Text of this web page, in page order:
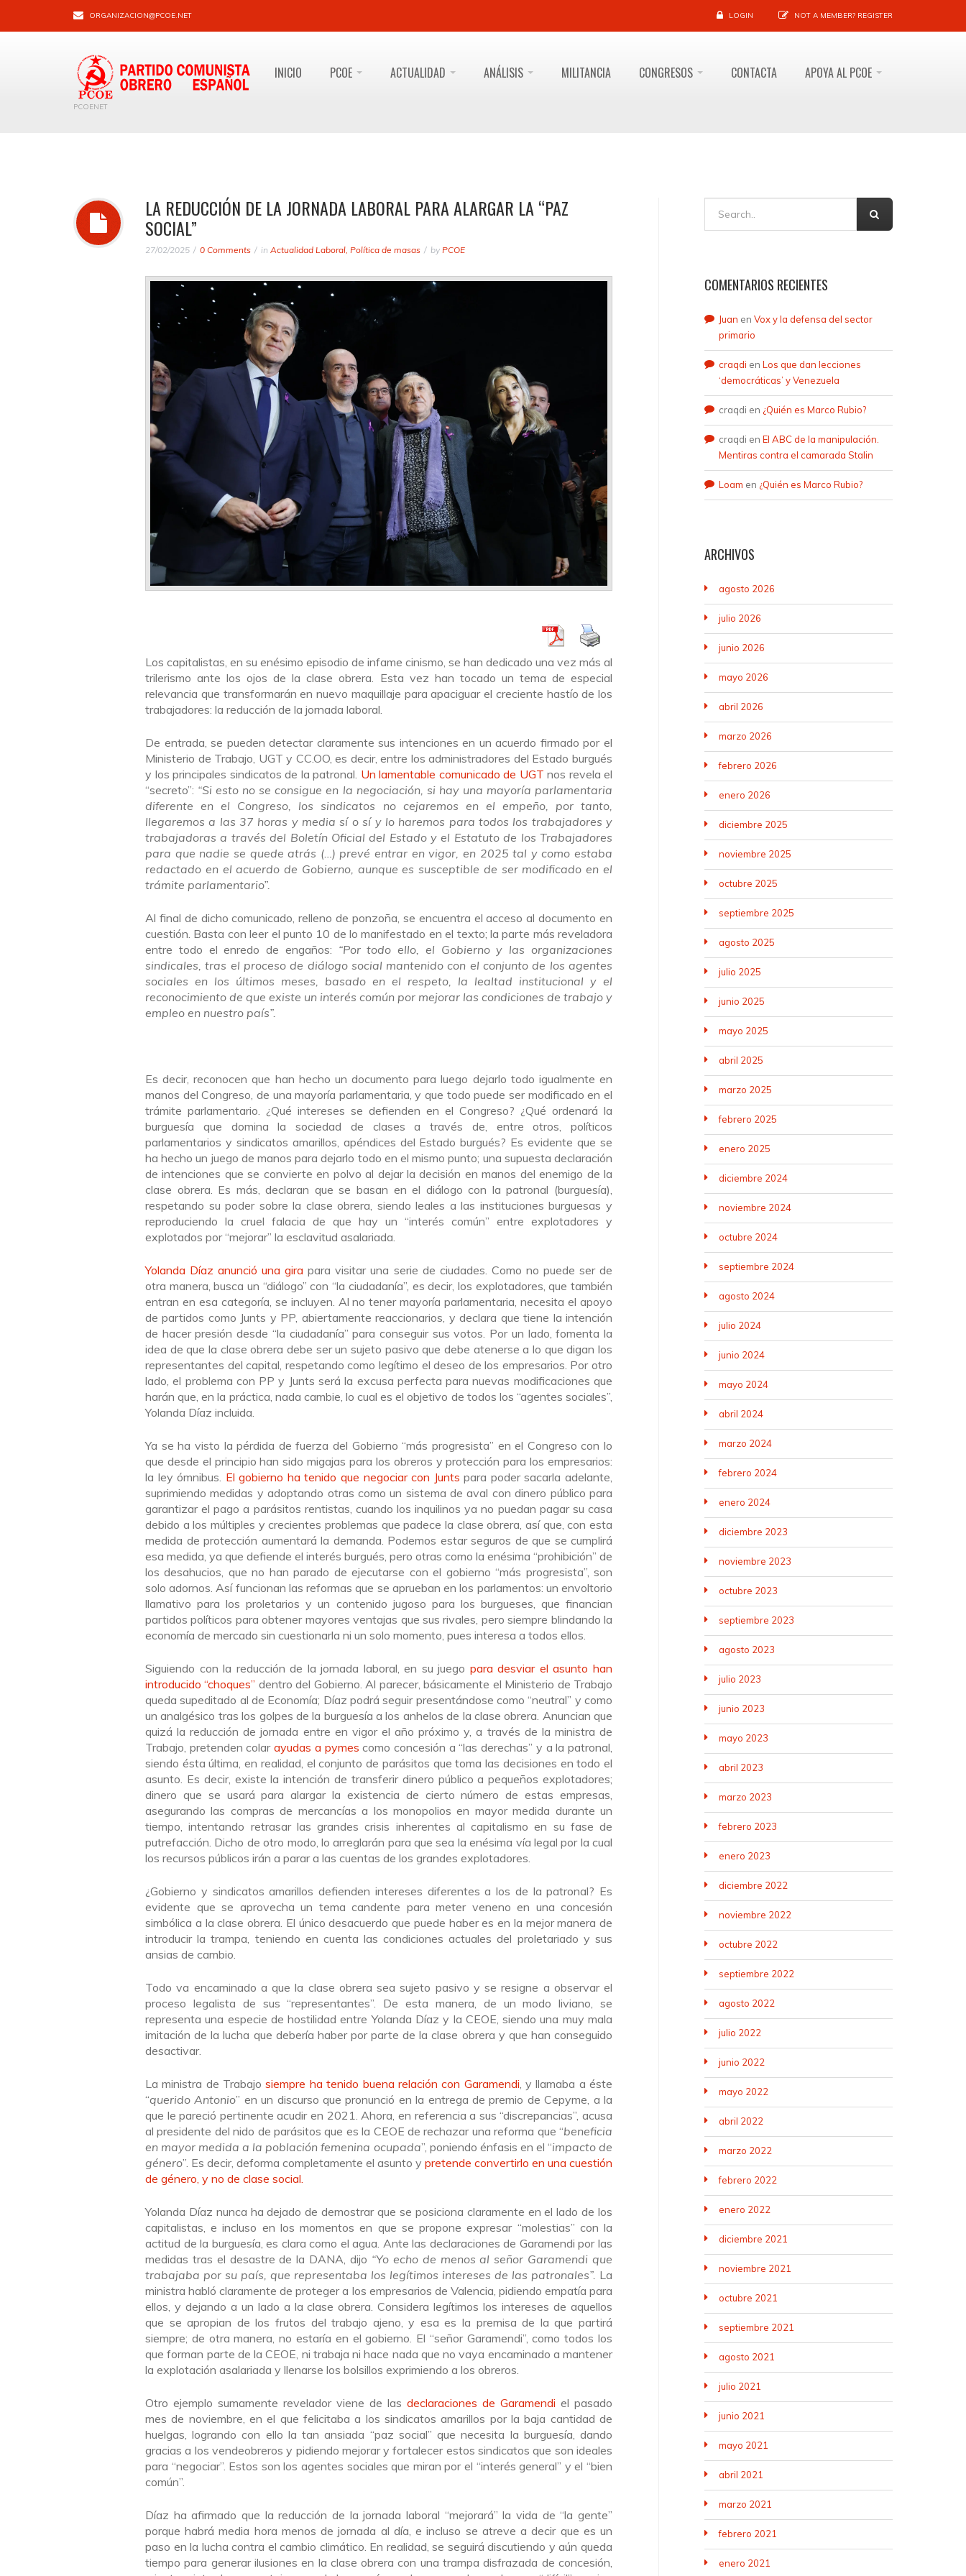
ORGANIZACION@PCOE.NET LOGIN NOT A MEMBER? REGISTER
PCOENET
INICIO PCOE ACTUALIDAD ANÁLISIS MILITANCIA CONGRESOS CONTACTA APOYA AL PCOE
LA REDUCCIÓN DE LA JORNADA LABORAL PARA ALARGAR LA “PAZ
SOCIAL”
27/02/2025 0 Comments in Actualidad Laboral, Política de masas by PCOE
Los capitalistas, en su enésimo episodio de infame cinismo, se han dedicado una vez más al
trilerismo ante los ojos de la clase obrera. Esta vez han tocado un tema de especial
relevancia que transformarán en nuevo maquillaje para apaciguar el creciente hastío de los
trabajadores: la reducción de la jornada laboral.
De entrada, se pueden detectar claramente sus intenciones en un acuerdo firmado por el
Ministerio de Trabajo, UGT y CC.OO, es decir, entre los administradores del Estado burgués
y los principales sindicatos de la patronal. Un lamentable comunicado de UGT nos revela el
“secreto”: “Si esto no se consigue en la negociación, si hay una mayoría parlamentaria
diferente en el Congreso, los sindicatos no cejaremos en el empeño, por tanto,
llegaremos a las 37 horas y media sí o sí y lo haremos para todos los trabajadores y
trabajadoras a través del Boletín Oficial del Estado y el Estatuto de los Trabajadores
para que nadie se quede atrás (…) prevé entrar en vigor, en 2025 tal y como estaba
redactado en el acuerdo de Gobierno, aunque es susceptible de ser modificado en el
trámite parlamentario”.
Al final de dicho comunicado, relleno de ponzoña, se encuentra el acceso al documento en
cuestión. Basta con leer el punto 10 de lo manifestado en el texto; la parte más reveladora
entre todo el enredo de engaños: “Por todo ello, el Gobierno y las organizaciones
sindicales, tras el proceso de diálogo social mantenido con el conjunto de los agentes
sociales en los últimos meses, basado en el respeto, la lealtad institucional y el
reconocimiento de que existe un interés común por mejorar las condiciones de trabajo y
empleo en nuestro país”.
Es decir, reconocen que han hecho un documento para luego dejarlo todo igualmente en
manos del Congreso, de una mayoría parlamentaria, y que todo puede ser modificado en el
trámite parlamentario. ¿Qué intereses se defienden en el Congreso? ¿Qué ordenará la
burguesía que domina la sociedad de clases a través de, entre otros, políticos
parlamentarios y sindicatos amarillos, apéndices del Estado burgués? Es evidente que se
ha hecho un juego de manos para dejarlo todo en el mismo punto; una supuesta declaración
de intenciones que se convierte en polvo al dejar la decisión en manos del enemigo de la
clase obrera. Es más, declaran que se basan en el diálogo con la patronal (burguesía),
respetando su poder sobre la clase obrera, siendo leales a las instituciones burguesas y
reproduciendo la cruel falacia de que hay un “interés común” entre explotadores y
explotados por “mejorar” la esclavitud asalariada.
Yolanda Díaz anunció una girapara visitar una serie de ciudades. Como no puede ser de
otra manera, busca un “diálogo” con “la ciudadanía”, es decir, los explotadores, que también
entran en esa categoría, se incluyen. Al no tener mayoría parlamentaria, necesita el apoyo
de partidos como Junts y PP, abiertamente reaccionarios, y declara que tiene la intención
de hacer presión desde “la ciudadanía” para conseguir sus votos. Por un lado, fomenta la
idea de que la clase obrera debe ser un sujeto pasivo que debe atenerse a lo que digan los
representantes del capital, respetando como legítimo el deseo de los empresarios. Por otro
lado, el problema con PP y Junts será la excusa perfecta para nuevas modificaciones que
harán que, en la práctica, nada cambie, lo cual es el objetivo de todos los “agentes sociales”,
Yolanda Díaz incluida.
Ya se ha visto la pérdida de fuerza del Gobierno “más progresista” en el Congreso con lo
que desde el principio han sido migajas para los obreros y protección para los empresarios:
la ley ómnibus. El gobierno ha tenido que negociar con Junts para poder sacarla adelante,
suprimiendo medidas y adoptando otras como un sistema de aval con dinero público para
garantizar el pago a parásitos rentistas, cuando los inquilinos ya no puedan pagar su casa
debido a los múltiples y crecientes problemas que padece la clase obrera, así que, con esta
medida de protección aumentará la demanda. Podemos estar seguros de que se cumplirá
esa medida, ya que defiende el interés burgués, pero otras como la enésima “prohibición” de
los desahucios, que no han parado de ejecutarse con el gobierno “más progresista”, son
solo adornos. Así funcionan las reformas que se aprueban en los parlamentos: un envoltorio
llamativo para los proletarios y un contenido jugoso para los burgueses, que financian
partidos políticos para obtener mayores ventajas que sus rivales, pero siempre blindando la
economía de mercado sin cuestionarla ni un solo momento, pues interesa a todos ellos.
Siguiendo con la reducción de la jornada laboral, en su juego para desviar el asunto han
introducido “choques” dentro del Gobierno. Al parecer, básicamente el Ministerio de Trabajo
queda supeditado al de Economía; Díaz podrá seguir presentándose como “neutral” y como
un analgésico tras los golpes de la burguesía a los anhelos de la clase obrera. Anuncian que
quizá la reducción de jornada entre en vigor el año próximo y, a través de la ministra de
Trabajo, pretenden colarayudas a pymes como concesión a “las derechas” y a la patronal,
siendo ésta última, en realidad, el conjunto de parásitos que toma las decisiones en todo el
asunto. Es decir, existe la intención de transferir dinero público a pequeños explotadores;
dinero que se usará para alargar la existencia de cierto número de estas empresas,
asegurando las compras de mercancías a los monopolios en mayor medida durante un
tiempo, intentando retrasar las grandes crisis inherentes al capitalismo en su fase de
putrefacción. Dicho de otro modo, lo arreglarán para que sea la enésima vía legal por la cual
los recursos públicos irán a parar a las cuentas de los grandes explotadores.
¿Gobierno y sindicatos amarillos defienden intereses diferentes a los de la patronal? Es
evidente que se aprovecha un tema candente para meter veneno en una concesión
simbólica a la clase obrera. El único desacuerdo que puede haber es en la mejor manera de
introducir la trampa, teniendo en cuenta las condiciones actuales del proletariado y sus
ansias de cambio.
Todo va encaminado a que la clase obrera sea sujeto pasivo y se resigne a observar el
proceso legalista de sus “representantes”. De esta manera, de un modo liviano, se
representa una especie de hostilidad entre Yolanda Díaz y la CEOE, siendo una muy mala
imitación de la lucha que debería haber por parte de la clase obrera y que han conseguido
desactivar.
La ministra de Trabajosiempre ha tenido buena relación con Garamendi, y llamaba a éste
“querido Antonio” en un discurso que pronunció en la entrega de premio de Cepyme, a la
que le pareció pertinente acudir en 2021. Ahora, en referencia a sus “discrepancias”, acusa
al presidente del nido de parásitos que es la CEOE de rechazar una reforma que “beneficia
en mayor medida a la población femenina ocupada”, poniendo énfasis en el “impacto de
género”. Es decir, deforma completamente el asunto y pretende convertirlo en una cuestión
de género, y no de clase social.
Yolanda Díaz nunca ha dejado de demostrar que se posiciona claramente en el lado de los
capitalistas, e incluso en los momentos en que se propone expresar “molestias” con la
actitud de la burguesía, es clara como el agua. Ante las declaraciones de Garamendi por las
medidas tras el desastre de la DANA, dijo “Yo echo de menos al señor Garamendi que
trabajaba por su país, que representaba los legítimos intereses de las patronales”. La
ministra habló claramente de proteger a los empresarios de Valencia, pidiendo empatía para
ellos, y dejando a un lado a la clase obrera. Considera legítimos los intereses de aquellos
que se apropian de los frutos del trabajo ajeno, y esa es la premisa de la que partirá
siempre; de otra manera, no estaría en el gobierno. El “señor Garamendi”, como todos los
que forman parte de la CEOE, ni trabaja ni hace nada que no vaya encaminado a mantener
la explotación asalariada y llenarse los bolsillos exprimiendo a los obreros.
Otro ejemplo sumamente revelador viene de las declaraciones de Garamendi el pasado
mes de noviembre, en el que felicitaba a los sindicatos amarillos por la baja cantidad de
huelgas, logrando con ello la tan ansiada “paz social” que necesita la burguesía, dando
gracias a los vendeobreros y pidiendo mejorar y fortalecer estos sindicatos que son ideales
para “negociar”. Estos son los agentes sociales que miran por el “interés general” y el “bien
común”.
Díaz ha afirmado que la reducción de la jornada laboral “mejorará” la vida de “la gente”
porque habrá media hora menos de jornada al día, e incluso se atreve a decir que es un
paso en la lucha contra el cambio climático. En realidad, se seguirá discutiendo y aún queda
tiempo para generar ilusiones en la clase obrera con una trampa disfrazada de concesión,
COMENTARIOS RECIENTES
Juan en Vox y la defensa del sector
primario
craqdi en Los que dan lecciones
‘democráticas’ y Venezuela
craqdi en ¿Quién es Marco Rubio?
craqdi en El ABC de la manipulación.
Mentiras contra el camarada Stalin
Loam en ¿Quién es Marco Rubio?
ARCHIVOS
agosto 2026
julio 2026
junio 2026
mayo 2026
abril 2026
marzo 2026
febrero 2026
enero 2026
diciembre 2025
noviembre 2025
octubre 2025
septiembre 2025
agosto 2025
julio 2025
junio 2025
mayo 2025
abril 2025
marzo 2025
febrero 2025
enero 2025
diciembre 2024
noviembre 2024
octubre 2024
septiembre 2024
agosto 2024
julio 2024
junio 2024
mayo 2024
abril 2024
marzo 2024
febrero 2024
enero 2024
diciembre 2023
noviembre 2023
octubre 2023
septiembre 2023
agosto 2023
julio 2023
junio 2023
mayo 2023
abril 2023
marzo 2023
febrero 2023
enero 2023
diciembre 2022
noviembre 2022
octubre 2022
septiembre 2022
agosto 2022
julio 2022
junio 2022
mayo 2022
abril 2022
marzo 2022
febrero 2022
enero 2022
diciembre 2021
noviembre 2021
octubre 2021
septiembre 2021
agosto 2021
julio 2021
junio 2021
mayo 2021
abril 2021
marzo 2021
febrero 2021
enero 2021